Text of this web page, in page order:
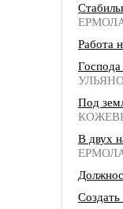
Работа
Под
В двух